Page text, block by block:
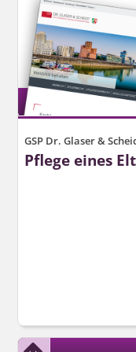
GSP Dr. Glaser &
Pflege eines